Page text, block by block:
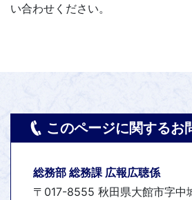
い合わせください。
このページに関するお
総務部 総務課 広報広聴係
〒017-8555 秋田県大館市字中